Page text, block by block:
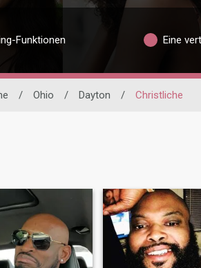
Funktionen Eine
/ Ohio / Dayton / Christliche